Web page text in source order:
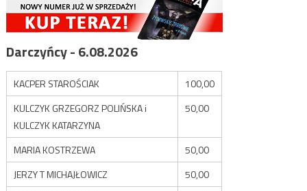
Darczyńcy - 6.08.2026
KACPER STAROŚCIAK
100,00
KULCZYK GRZEGORZ POLIŃSKA i
KULCZYK KATARZYNA
50,00
MARIA KOSTRZEWA
50,00
JERZY T MICHAJŁOWICZ
50,00